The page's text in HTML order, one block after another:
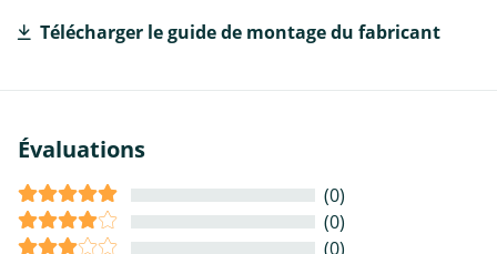
Télécharger le guide de montage du fabricant
Évaluations
(0)
(0)
(0)